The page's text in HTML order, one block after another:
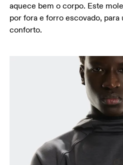
aquece bem o corpo. Este
por fora e forro escovado, para
conforto.